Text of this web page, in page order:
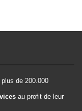
de 200.000
au profit de leur